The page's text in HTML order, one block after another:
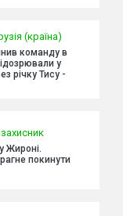
(країна)
команду в
у
річку Тису -
Жироні.
покинути